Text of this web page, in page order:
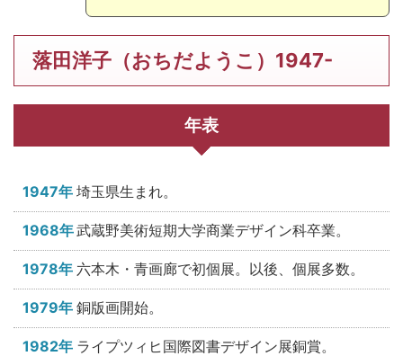
落田洋子（おちだようこ）1947-
年表
1947年 埼玉県生まれ。
1968年武蔵野美術短期大学商業デザイン科卒業。
1978年 六本木・青画廊で初個展。以後、個展多数。
1979年 銅版画開始。
1982年 ライプツィヒ国際図書デザイン展銅賞。